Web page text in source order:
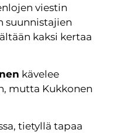
viestin
suunnistajien
kaksi kertaa
kävelee
mutta Kukkonen
tietyllä tapaa